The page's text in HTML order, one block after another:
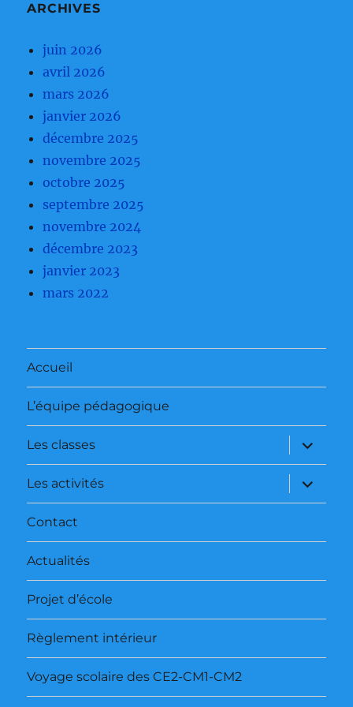
ARCHIVES
juin 2026
avril 2026
mars 2026
janvier 2026
décembre 2025
novembre 2025
octobre 2025
septembre 2025
novembre 2024
décembre 2023
janvier 2023
mars 2022
Accueil
L’équipe pédagogique
Les classes
ouvrir
le
sous-
menu
Les activités
ouvrir
le
sous-
Contact
Actualités
Projet d’école
Règlement intérieur
Voyage scolaire des CE2-CM1-CM2